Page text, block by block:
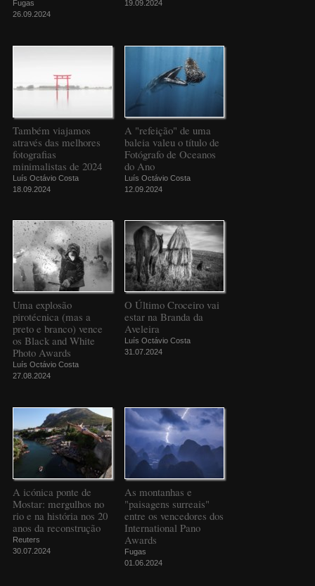
Fugas
26.09.2024
19.09.2024
Também viajamos
através das melhores
fotografias
minimalistas de 2024
Luís Octávio Costa
18.09.2024
A "refeição" de uma
baleia valeu o título de
Fotógrafo de Oceanos
do Ano
Luís Octávio Costa
12.09.2024
Uma explosão
pirotécnica (mas a
preto e branco) vence
os Black and White
Photo Awards
Luís Octávio Costa
27.08.2024
O Último Croceiro vai
estar na Branda da
Aveleira
Luís Octávio Costa
31.07.2024
A icónica ponte de
Mostar: mergulhos no
rio e na história nos 20
anos da reconstrução
Reuters
30.07.2024
As montanhas e
"paisagens surreais"
entre os vencedores dos
International Pano
Awards
Fugas
01.06.2024